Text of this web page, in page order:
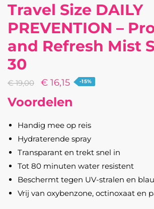
Travel Size DAILY
PREVENTION –
and Refresh Mist
30
€19,00
Oorspronkelijke
prijs
was:
€ 19,00.
€ 16,15Huidige
is:
€ 16,15.
-15%
Voordelen
Handig mee op reis
Hydraterende spray
Transparant en trekt snel in
Tot 80 minuten water resistent
Beschermt tegen UV-stralen en
Vrij van oxybenzone, octinoxaat en